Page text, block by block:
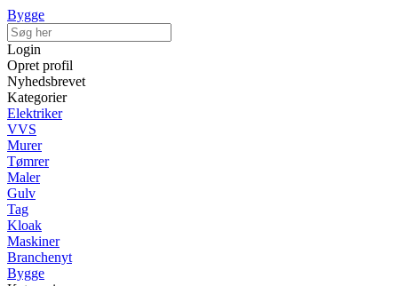
Bygge
Login
Opret profil
Nyhedsbrevet
Kategorier
Elektriker
VVS
Murer
Tømrer
Maler
Gulv
Tag
Kloak
Maskiner
Branchenyt
Bygge